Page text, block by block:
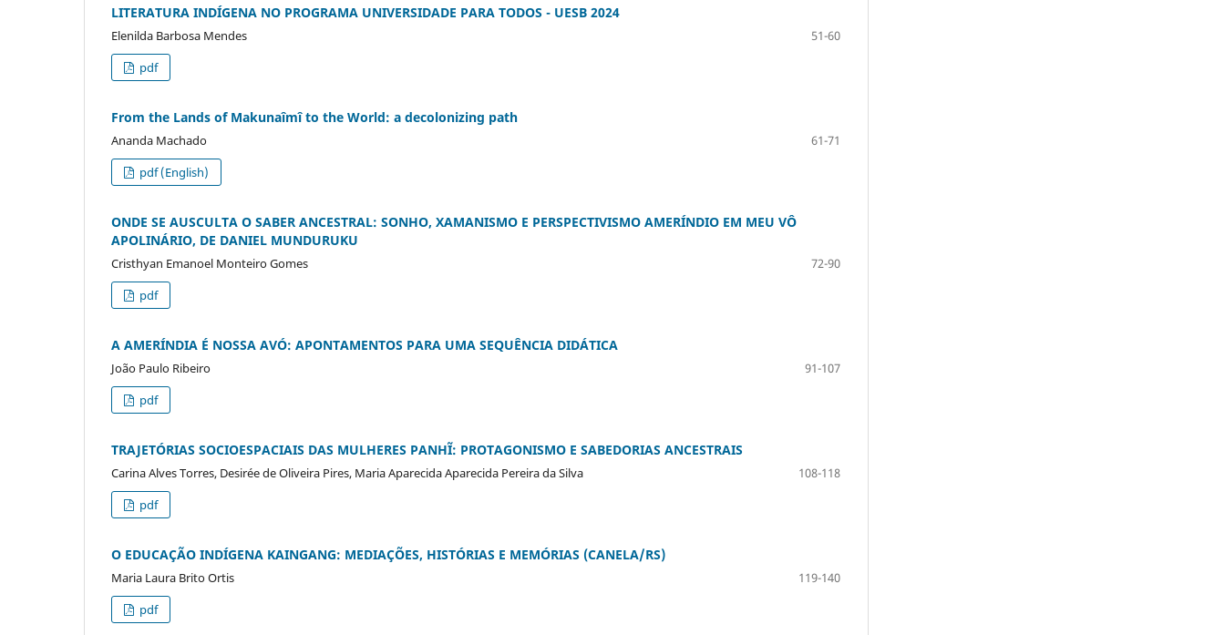
LITERATURA INDÍGENA NO PROGRAMA UNIVERSIDADE PARA TODOS - UESB 2024
Elenilda Barbosa Mendes
51-60
pdf
From the Lands of Makunaîmî to the World: a decolonizing path
Ananda Machado
61-71
pdf (English)
ONDE SE AUSCULTA O SABER ANCESTRAL: SONHO, XAMANISMO E PERSPECTIVISMO AMERÍNDIO EM MEU VÔ
APOLINÁRIO, DE DANIEL MUNDURUKU
Cristhyan Emanoel Monteiro Gomes
72-90
pdf
A AMERÍNDIA É NOSSA AVÓ: APONTAMENTOS PARA UMA SEQUÊNCIA DIDÁTICA
João Paulo Ribeiro
91-107
pdf
TRAJETÓRIAS SOCIOESPACIAIS DAS MULHERES PANHĨ: PROTAGONISMO E SABEDORIAS ANCESTRAIS
Carina Alves Torres, Desirée de Oliveira Pires, Maria Aparecida Aparecida Pereira da Silva
108-118
pdf
O EDUCAÇÃO INDÍGENA KAINGANG: MEDIAÇÕES, HISTÓRIAS E MEMÓRIAS (CANELA/RS)
Maria Laura Brito Ortis
119-140
pdf